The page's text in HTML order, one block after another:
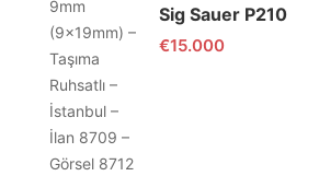
Sig Sauer P210
€15.000